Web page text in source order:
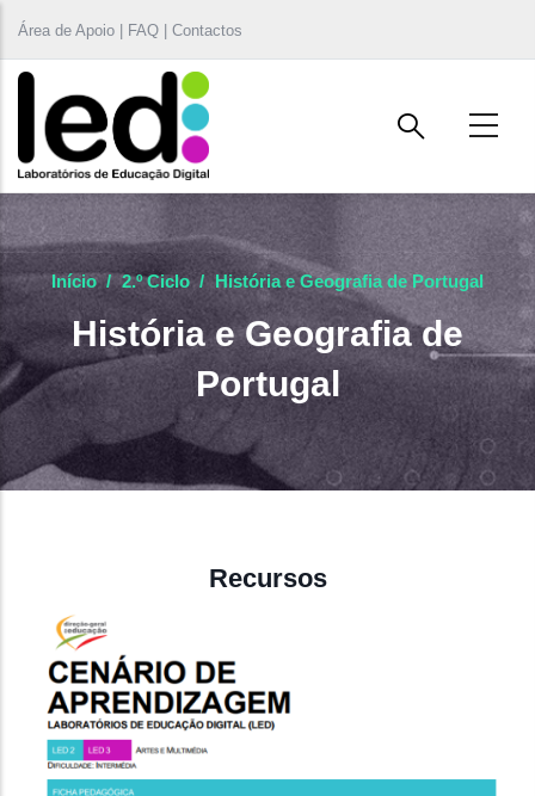
Passar para o conteúdo principal
Área de Apoio | FAQ | Contactos
Início / 2.º Ciclo / História e Geografia de Portugal
História e Geografia de
Portugal
Recursos